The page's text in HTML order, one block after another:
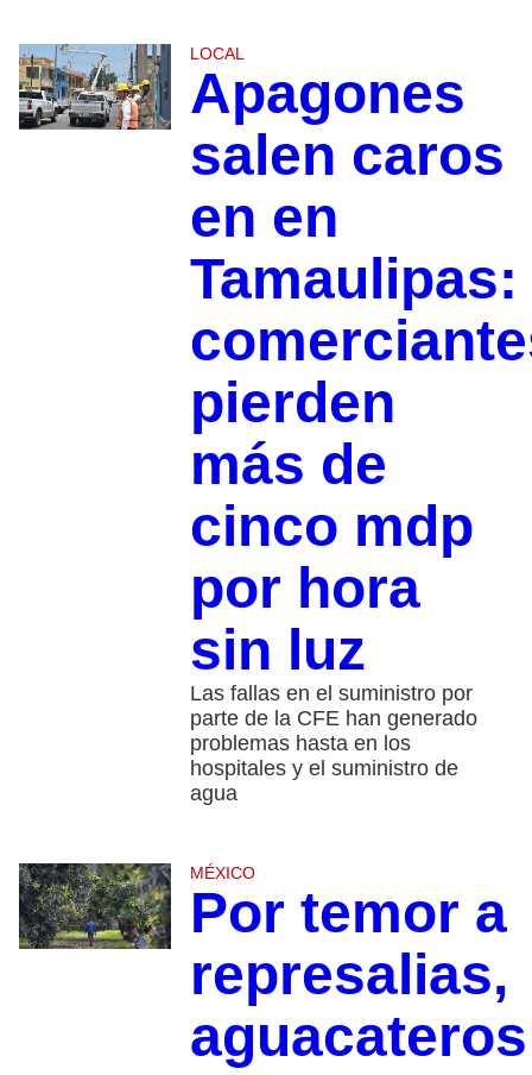
LOCAL
Apagones
salen caros
en en
Tamaulipas:
pierden
más de
cinco mdp
por hora
sin luz
Las fallas en el suministro por
parte de la CFE han generado
problemas hasta en los
hospitales y el suministro de
agua
MÉXICO
Por temor a
represalias,
aguacateros